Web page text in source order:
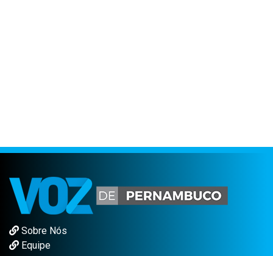
Sobre Nós
Equipe